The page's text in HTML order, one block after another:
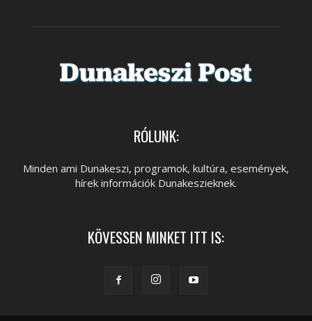
RÓLUNK:
Minden ami Dunakeszi, programok, kultúra, események,
hírek információk Dunakeszieknek.
KÖVESSEN MINKET ITT IS: